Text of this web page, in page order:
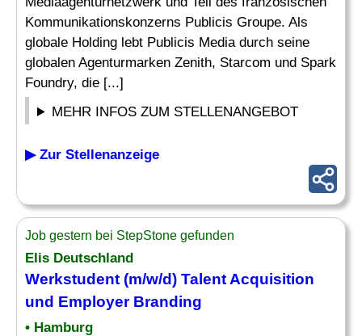
Kommunikationskonzerns Publicis Groupe. Als
globale Holding lebt Publicis Media durch seine
globalen Agenturmarken Zenith, Starcom und Spark
Foundry, die [...]
MEHR INFOS ZUM STELLENANGEBOT
▶ Zur Stellenanzeige
Job gestern bei StepStone gefunden
Elis Deutschland
Werkstudent (m/w/d) Talent Acquisition
und Employer Branding
• Hamburg